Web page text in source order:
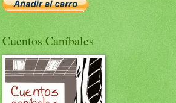
Cuentos Caníbales